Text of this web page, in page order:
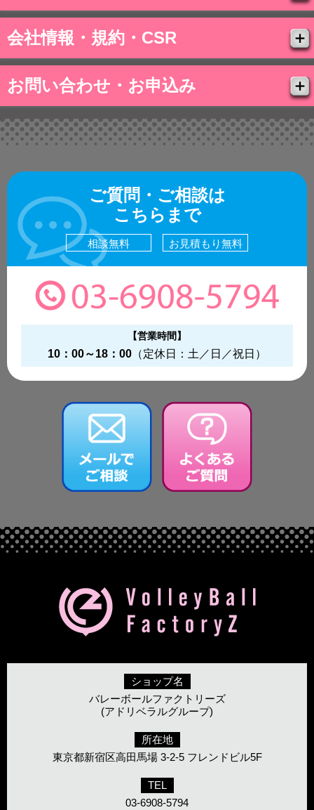
会社情報・規約・CSR
お問い合わせ・お申込み
ご質問・ご相談は
こちらまで
相談無料 お見積もり無料
【営業時間】
10：00～18：00 （定休日：土／日／祝日）
ショップ名
バレーボールファクトリーズ
(アドリベラルグループ)
所在地
東京都新宿区高田馬場 3-2-5 フレンドビル5F
TEL
03-6908-5794